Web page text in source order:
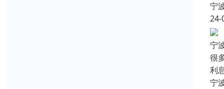
宁
24-
宁
很
利
宁